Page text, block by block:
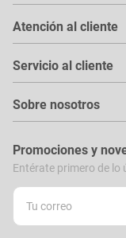
Atención al cliente
Servicio al cliente
Sobre nosotros
Promociones y
Entérate primero de lo